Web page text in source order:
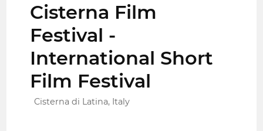
Cisterna Film
Festival -
International Short
Film Festival
Cisterna di Latina, Italy